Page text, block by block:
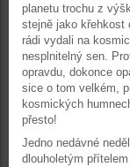
planetu trochu z
stejně jako křehkost
rádi vydali na
nesplnitelný sen.
opravdu, dokonce
sice o tom velkém,
kosmických
přesto!
Jedno nedávné
dlouholetým